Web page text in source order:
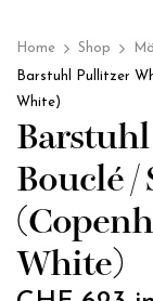
Home Shop
Barstuhl Pullitzer
White)
Bouclé /
White)